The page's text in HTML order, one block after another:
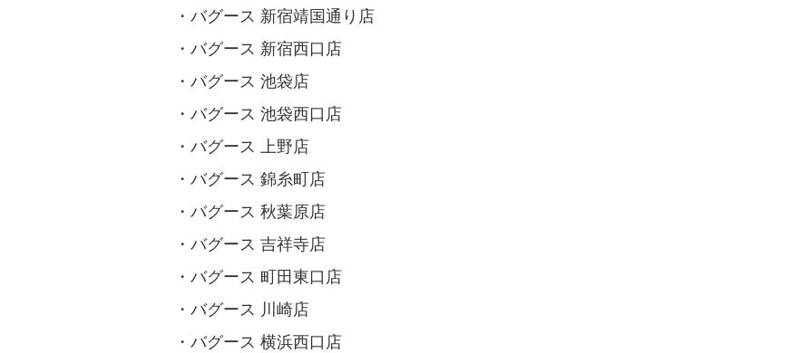
・バグース 新宿靖国通り店
・バグース 新宿西口店
・バグース 池袋店
・バグース 池袋西口店
・バグース 上野店
・バグース 錦糸町店
・バグース 秋葉原店
・バグース 吉祥寺店
・バグース 町田東口店
・バグース 川崎店
・バグース 横浜西口店